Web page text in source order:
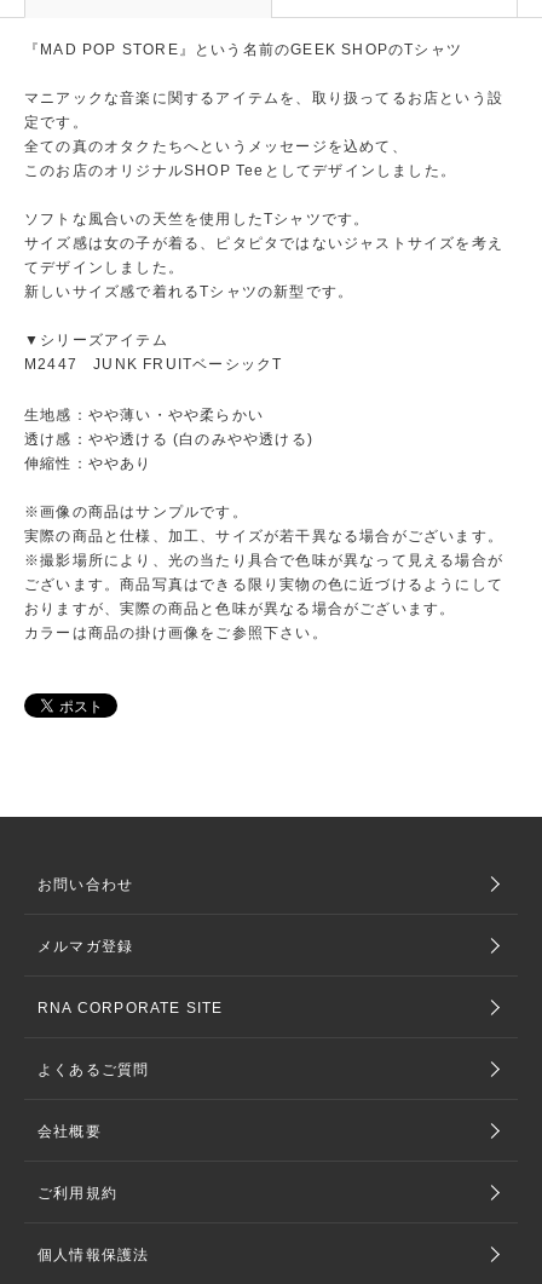
『MAD POP STORE』という名前のGEEK SHOPのTシャツ
マニアックな音楽に関するアイテムを、取り扱ってるお店という設
定です。
全ての真のオタクたちへというメッセージを込めて、
このお店のオリジナルSHOP Teeとしてデザインしました。
ソフトな風合いの天竺を使用したTシャツです。
サイズ感は女の子が着る、ピタピタではないジャストサイズを考え
てデザインしました。
新しいサイズ感で着れるTシャツの新型です。
▼シリーズアイテム
M2447 JUNK FRUITベーシックT
生地感：やや薄い・やや柔らかい
透け感：やや透ける (白のみやや透ける)
伸縮性：ややあり
※画像の商品はサンプルです。
実際の商品と仕様、加工、サイズが若干異なる場合がございます。
※撮影場所により、光の当たり具合で色味が異なって見える場合が
ございます。商品写真はできる限り実物の色に近づけるようにして
おりますが、実際の商品と色味が異なる場合がございます。
カラーは商品の掛け画像をご参照下さい。
お問い合わせ
メルマガ登録
RNA CORPORATE SITE
よくあるご質問
会社概要
ご利用規約
個人情報保護法